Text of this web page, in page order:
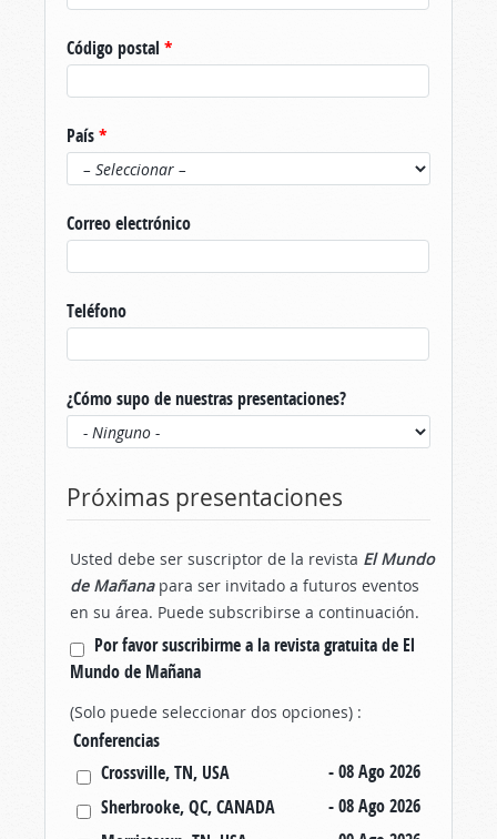
Código postal *
País*
Correo electrónico
Teléfono
¿Cómo supo de nuestras presentaciones?
Próximas presentaciones
Usted debe ser suscriptor de la revista El Mundo
de Mañanapara ser invitado a futuros eventos
en su área. Puede subscribirse a continuación.
Por favor suscribirme a la revista gratuita de El
Mundo de Mañana
(Solo puede seleccionar dos opciones) :
Conferencias
Crossville, TN, USA
- 08 Ago 2026
Sherbrooke, QC, CANADA
- 08 Ago 2026